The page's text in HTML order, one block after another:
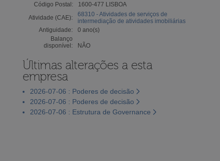
Código Postal:
1600-477 LISBOA
Atividade (CAE):
68310 - Atividades de serviços de
intermediação de atividades imobiliárias
Antiguidade:
0 ano(s)
Balanço
disponível:
NÃO
Últimas alterações a esta
empresa
2026-07-06 : Poderes de decisão
2026-07-06 : Poderes de decisão
2026-07-06 : Estrutura de Governance